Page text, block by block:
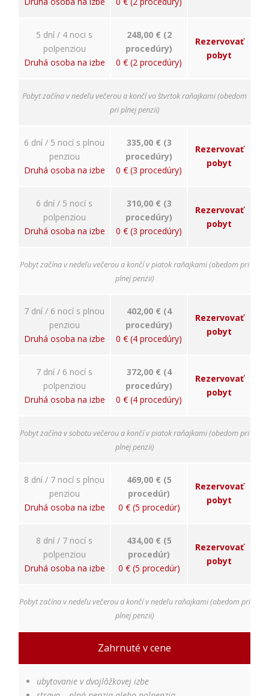
5 dní / 4 noci s
polpenziou
Druhá osoba na izbe
248,00 € (2
procedúry)
0 € (2 procedúry)
Rezervovať
pobyt
Pobyt začína v nedeľu večerou a končí vo štvrtok raňajkami (obedom
pri plnej penzii)
6 dní / 5 nocí s plnou
penziou
Druhá osoba na izbe
335,00 € (3
procedúry)
0 € (3 procedúry)
Rezervovať
pobyt
6 dní / 5 nocí s
polpenziou
Druhá osoba na izbe
310,00 € (3
procedúry)
0 € (3 procedúry)
Rezervovať
pobyt
Pobyt začína v nedeľu večerou a končí v piatok raňajkami (obedom pri
plnej penzii)
7 dní / 6 nocí s plnou
penziou
Druhá osoba na izbe
402,00 € (4
procedúry)
0 € (4 procedúry)
Rezervovať
pobyt
7 dní / 6 nocí s
polpenziou
Druhá osoba na izbe
372,00 € (4
procedúry)
0 € (4 procedúry)
Rezervovať
pobyt
Pobyt začína v sobotu večerou a končí v piatok raňajkami (obedom pri
plnej penzii)
8 dní / 7 nocí s plnou
penziou
Druhá osoba na izbe
469,00 € (5
procedúr)
0 € (5 procedúr)
Rezervovať
pobyt
8 dní / 7 nocí s
polpenziou
Druhá osoba na izbe
434,00 € (5
procedúr)
0 € (5 procedúr)
Rezervovať
pobyt
Pobyt začína v nedeľu večerou a končí v nedeľu raňajkami (obedom pri
plnej penzii)
Zahrnuté v cene
ubytovanie v dvojlôžkovej izbe